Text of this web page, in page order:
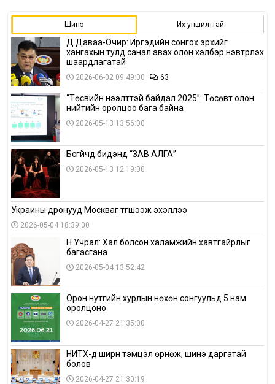
Шинэ Их уншилттай
Д.Даваа-Очир: Иргэдийн сонгох эрхийг
хангахын тулд санал авах олон хэлбэр нэвтрүүлэх
шаардлагатай
2026-06-02 09:49:00 63
“Төсвийн нээлттэй байдал 2025”: Төсөвт олон
нийтийн оролцоо бага байна
2026-05-13 13:56:00
Бүсгүйчүүд бидэнд “ЗАВ АЛГА”
2026-05-13 12:19:00
Украины дронууд Москваг түгшээж эхэллээ
2026-05-04 18:39:00
Н.Учрал: Хал болсон халамжийн хавтгайрлыг
багасгана
2026-05-04 13:52:42
Орон нутгийн хурлын нөхөн сонгуульд 5 нам
оролцоно
2026-04-27 21:35:00
НИТХ-д ширүүн тэмцэл өрнөж, шинэ даргатай
болов
2026-04-27 21:30:19